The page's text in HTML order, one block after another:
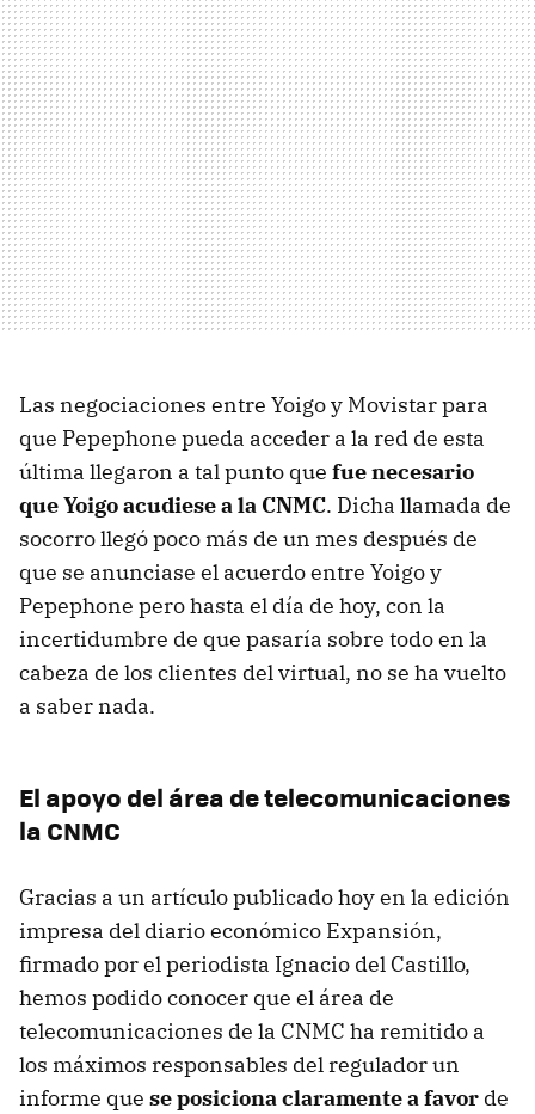
Las negociaciones entre Yoigo y Movistar para
que Pepephone pueda acceder a la red de esta
última llegaron a tal punto que fue necesario
que Yoigo acudiese a la CNMC. Dicha llamada de
socorro llegó poco más de un mes después de
que se anunciase el acuerdo entre Yoigo y
Pepephone pero hasta el día de hoy, con la
incertidumbre de que pasaría sobre todo en la
cabeza de los clientes del virtual, no se ha vuelto
a saber nada.
El apoyo del área de telecomunicaciones
la CNMC
Gracias a un artículo publicado hoy en la edición
impresa del diario económico Expansión,
firmado por el periodista Ignacio del Castillo,
hemos podido conocer que el área de
telecomunicaciones de la CNMC ha remitido a
los máximos responsables del regulador un
informe que se posiciona claramente a favor de